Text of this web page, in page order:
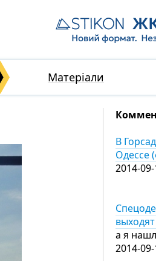
Матеріали
В
Одессе
2014-
а я
2014-